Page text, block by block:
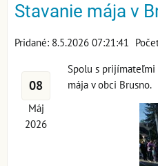
Stavanie mája v
Pridané: 8.5.2026 07:21:41
08
Máj
2026
Spolu s prijímateľmi
mája v obci Brusno.